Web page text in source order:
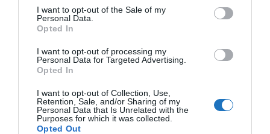
consent section.
I want to opt-out of the Sale of my
Personal Data.
Opted In
I want to opt-out of processing my
Personal Data for Targeted Advertising.
Opted In
I want to opt-out of Collection, Use,
Retention, Sale, and/or Sharing of my
Personal Data that Is Unrelated with the
Purposes for which it was collected.
Opted Out
Kérem nap végén az aznapi friss cikkeket!
HÍREK KOLOZSVÁR LÉGIKÖZLEKEDÉS